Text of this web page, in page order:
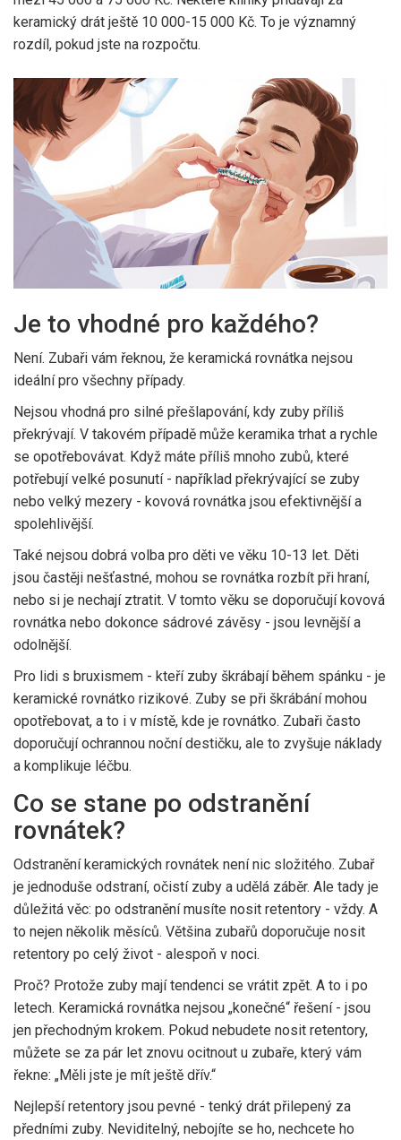
keramický drát ještě 10 000-15 000 Kč. To je významný
rozdíl, pokud jste na rozpočtu.
Je to vhodné pro každého?
Není. Zubaři vám řeknou, že keramická rovnátka nejsou
ideální pro všechny případy.
Nejsou vhodná pro silné přešlapování, kdy zuby příliš
překrývají. V takovém případě může keramika trhat a rychle
se opotřebovávat. Když máte příliš mnoho zubů, které
potřebují velké posunutí - například překrývající se zuby
nebo velký mezery - kovová rovnátka jsou efektivnější a
spolehlivější.
Také nejsou dobrá volba pro děti ve věku 10-13 let. Děti
jsou častěji nešťastné, mohou se rovnátka rozbít při hraní,
nebo si je nechají ztratit. V tomto věku se doporučují kovová
rovnátka nebo dokonce sádrové závěsy - jsou levnější a
odolnější.
Pro lidi s bruxismem - kteří zuby škrábají během spánku - je
keramické rovnátko rizikové. Zuby se při škrábání mohou
opotřebovat, a to i v místě, kde je rovnátko. Zubaři často
doporučují ochrannou noční destičku, ale to zvyšuje náklady
a komplikuje léčbu.
Co se stane po odstranění
rovnátek?
Odstranění keramických rovnátek není nic složitého. Zubař
je jednoduše odstraní, očistí zuby a udělá záběr. Ale tady je
důležitá věc: po odstranění musíte nosit retentory - vždy. A
to nejen několik měsíců. Většina zubařů doporučuje nosit
retentory po celý život - alespoň v noci.
Proč? Protože zuby mají tendenci se vrátit zpět. A to i po
letech. Keramická rovnátka nejsou „konečné“ řešení - jsou
jen přechodným krokem. Pokud nebudete nosit retentory,
můžete se za pár let znovu ocitnout u zubaře, který vám
řekne: „Měli jste je mít ještě dřív.“
Nejlepší retentory jsou pevné - tenký drát přilepený za
předními zuby. Neviditelný, nebojíte se ho, nechcete ho